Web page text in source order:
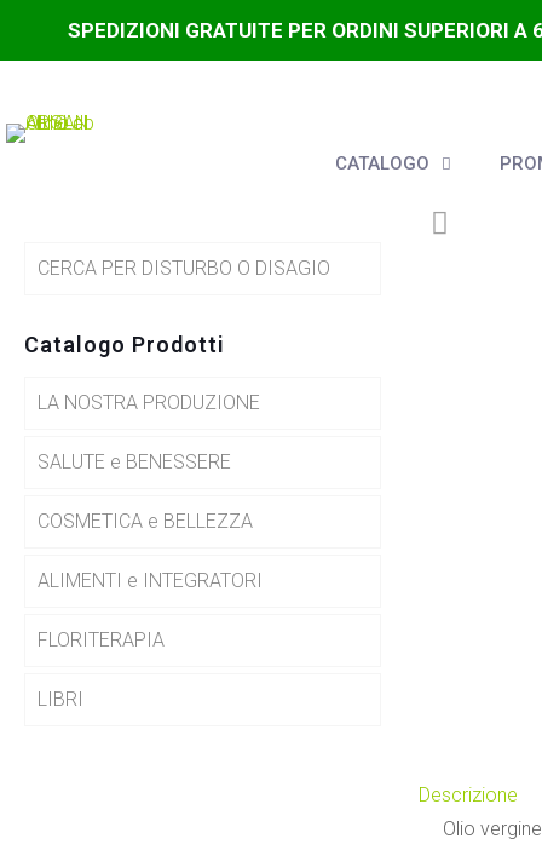
SPEDIZIONI GRATUITE PER ORDINI SUPERIORI A
CATALOGO
Descrizione
Olio
CERCA PER DISTURBO O DISAGIO
Catalogo Prodotti
LA NOSTRA PRODUZIONE
SALUTE e BENESSERE
COSMETICA e BELLEZZA
ALIMENTI e INTEGRATORI
FLORITERAPIA
LIBRI